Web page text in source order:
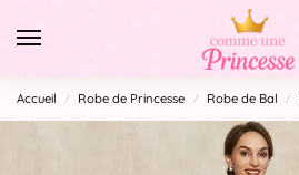
Accueil / Robe de Princesse / Robe de Bal /